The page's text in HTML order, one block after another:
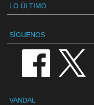
LO ÚLTIMO
SÍGUENOS
VANDAL